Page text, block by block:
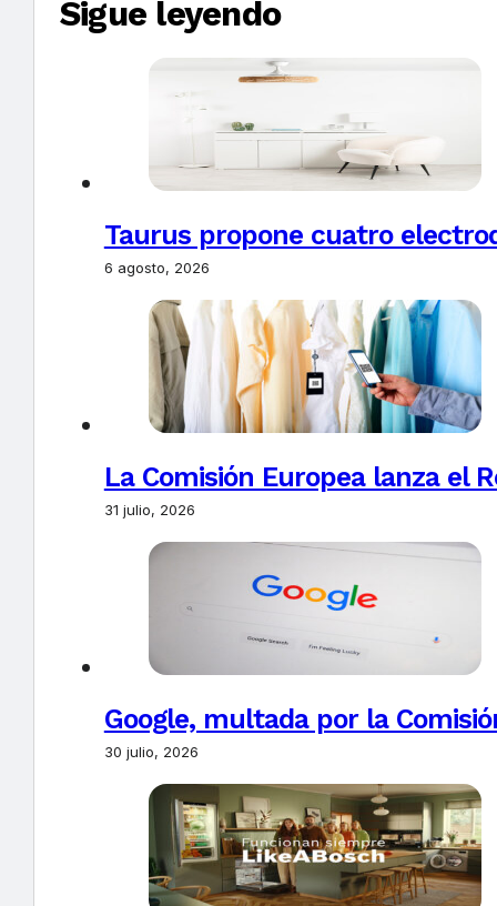
Sigue leyendo
Taurus propone cuatro
6 agosto, 2026
La Comisión Europea lanza el
31 julio, 2026
Google, multada por la
30 julio, 2026